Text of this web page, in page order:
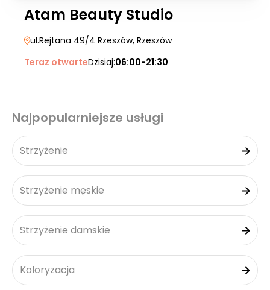
Atam Beauty Studio
ul.Rejtana 49/4 Rzeszów, Rzeszów
Teraz otwarteDzisiaj:06:00-21:30
Najpopularniejsze usługi
Strzyżenie
Strzyżenie męskie
Strzyżenie damskie
Koloryzacja